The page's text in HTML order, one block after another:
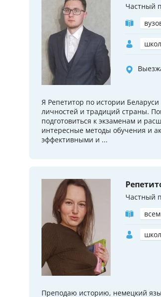
Частный
Я Репетитор по истории
личностей и традиций страны.
подготовиться к экзаменам и
интересные методы обучения и
эффективными и ...
Частный
Преподаю историю, немецкий